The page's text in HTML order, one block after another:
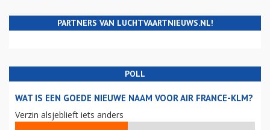
PARTNERS VAN LUCHTVAARTNIEUWS.NL!
POLL
WAT IS EEN GOEDE NIEUWE NAAM VOOR AIR FRANCE-KLM?
Verzin alsjeblieft iets anders